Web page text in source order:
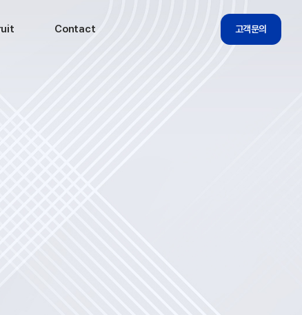
Contact 고객문의